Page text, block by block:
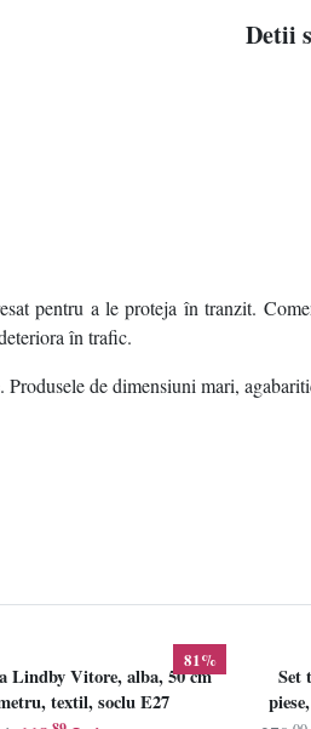
Detii
pentru a le proteja în tranzit.
în trafic.
de dimensiuni mari,
81%
Lindby Vitore, alba, 50 cm
textil, soclu E27
Set